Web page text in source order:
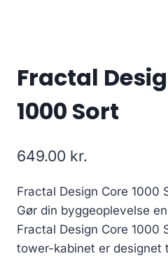
Fractal
1000 Sort
649.00 kr.
Fractal Design Core 1000
Gør din byggeoplevelse
Fractal Design Core 1000
tower-kabinet er designet